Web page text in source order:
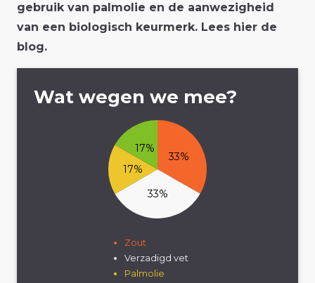
gebruik van palmolie en de aanwezigheid
van een biologisch keurmerk. Lees hier de
blog.
Wat wegen we mee?
33%
33%
17%
17%
Zout
Verzadigd vet
Palmolie